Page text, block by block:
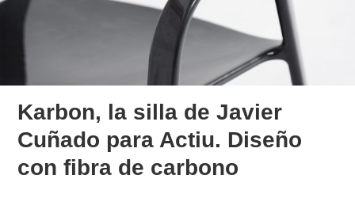
Karbon, la silla de Javier
Cuñado para Actiu. Diseño
con fibra de carbono